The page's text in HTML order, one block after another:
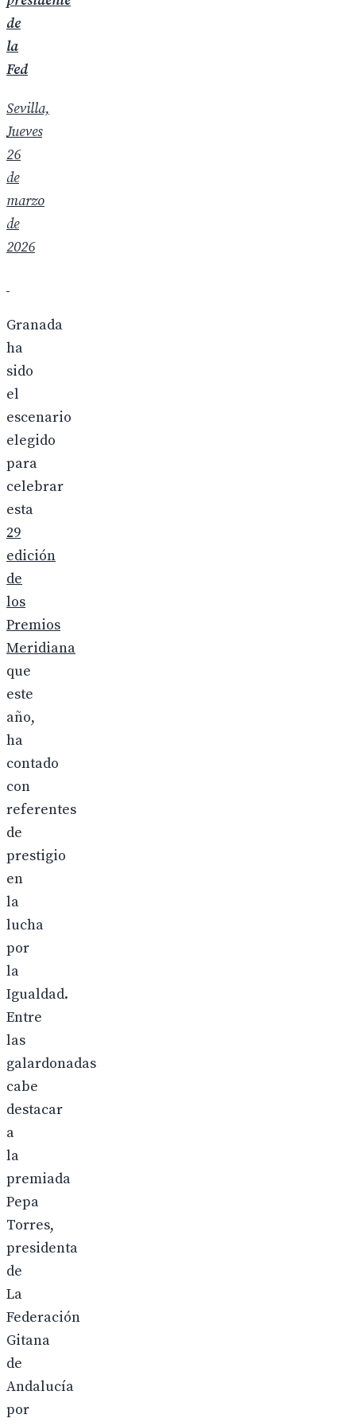
de
la
Fed
Sevilla,
Jueves
26
de
marzo
de
2026
Granada
ha
sido
el
escenario
elegido
para
celebrar
esta
29
edición
de
los
Premios
Meridiana
que
este
año,
ha
contado
con
referentes
de
prestigio
en
la
lucha
por
la
Igualdad.
Entre
las
galardonadas
cabe
destacar
a
la
premiada
Pepa
Torres,
presidenta
de
La
Federación
Gitana
de
Andalucía
por